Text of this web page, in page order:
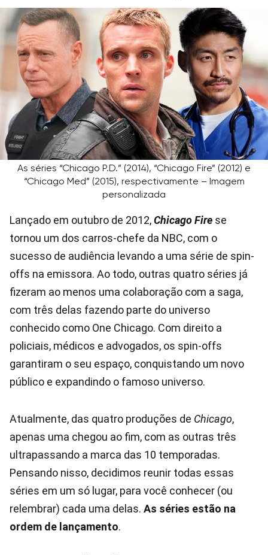
As séries “Chicago P.D.” (2014), “Chicago Fire” (2012) e
“Chicago Med” (2015), respectivamente – Imagem
personalizada
Lançado em outubro de 2012,Chicago Fire se
tornou um dos carros-chefe da NBC, com o
sucesso de audiência levando a uma série de spin-
offs na emissora. Ao todo, outras quatro séries já
fizeram ao menos uma colaboração com a saga,
com três delas fazendo parte do universo
conhecido como One Chicago. Com direito a
policiais, médicos e advogados, os spin-offs
garantiram o seu espaço, conquistando um novo
público e expandindo o famoso universo.
Atualmente, das quatro produções de Chicago,
apenas uma chegou ao fim, com as outras três
ultrapassando a marca das 10 temporadas.
Pensando nisso, decidimos reunir todas essas
séries em um só lugar, para você conhecer (ou
relembrar) cada uma delas. As séries estão na
ordem de lançamento.